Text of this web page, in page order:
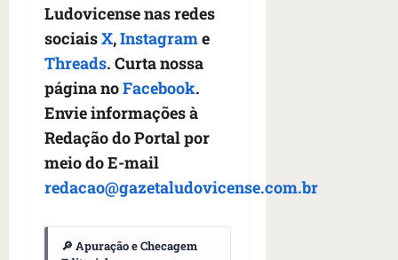
Ludovicense nas redes
sociaisX,Instagrame
Threads. Curta nossa
página noFacebook.
Envie informações à
Redação do Portal por
meio do E-mail
redacao@gazetaludovicense.com.br
🔎 Apuração e Checagem